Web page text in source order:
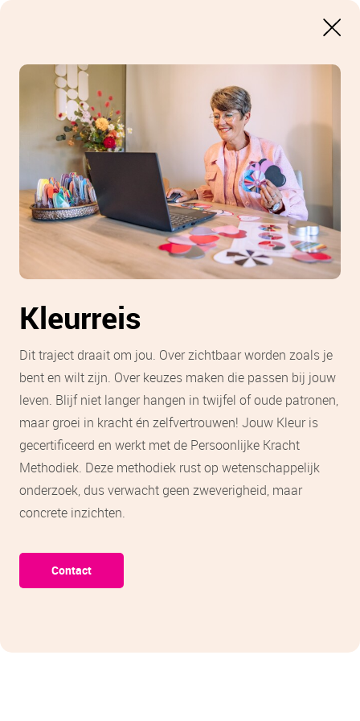
Kleurreis
Dit traject draait om jou. Over zichtbaar worden zoals je
bent en wilt zijn. Over keuzes maken die passen bij jouw
leven. Blijf niet langer hangen in twijfel of oude patronen,
maar groei in kracht én zelfvertrouwen! Jouw Kleur is
gecertificeerd en werkt met de Persoonlijke Kracht
Methodiek. Deze methodiek rust op wetenschappelijk
onderzoek, dus verwacht geen zweverigheid, maar
concrete inzichten.
Contact